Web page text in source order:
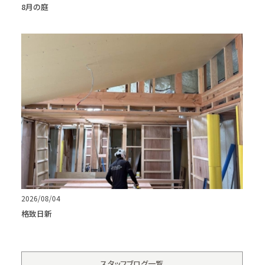
8月の庭
2026/08/04
格致日新